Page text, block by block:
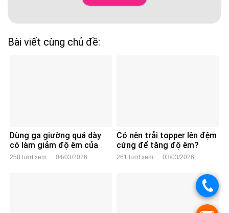
Bài viết cùng chủ đề:
Dùng ga giường quá dày
có làm giảm độ êm của
đệm không?
258 lượt xem 04/03/2026
Có nên trải topper lên đệm
cứng để tăng độ êm?
261 lượt xem 03/03/2026
.